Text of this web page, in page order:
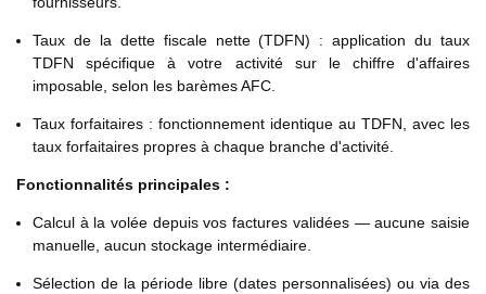
Taux de la dette fiscale nette (TDFN) : application du taux
TDFN spécifique à votre activité sur le chiffre d'affaires
imposable, selon les barèmes AFC.
Taux forfaitaires : fonctionnement identique au TDFN, avec les
taux forfaitaires propres à chaque branche d'activité.
Fonctionnalités principales :
Calcul à la volée depuis vos factures validées — aucune saisie
manuelle, aucun stockage intermédiaire.
Sélection de la période libre (dates personnalisées) ou via des